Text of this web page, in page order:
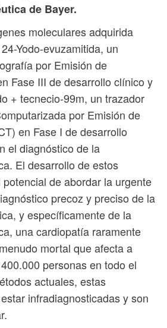
de Bayer.
moleculares adquirida
Yodo-evuzamitida, un
por Emisión de
Fase III de desarrollo clínico y
+ tecnecio-99m, un trazador
por Emisión de
en Fase I de desarrollo
el diagnóstico de la
El desarrollo de estos
de abordar la urgente
precoz y preciso de la
y específicamente de la
una cardiopatía raramente
mortal que afecta a
personas en todo el
actuales, estas
infradiagnosticadas y son